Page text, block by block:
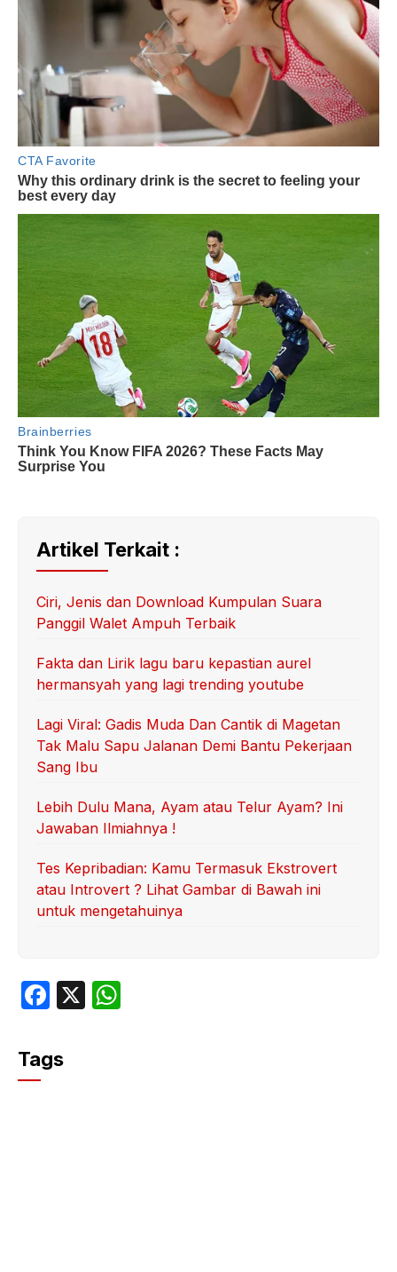
Artikel Terkait :
Ciri, Jenis dan Download Kumpulan Suara
Panggil Walet Ampuh Terbaik
Fakta dan Lirik lagu baru kepastian aurel
hermansyah yang lagi trending youtube
Lagi Viral: Gadis Muda Dan Cantik di Magetan
Tak Malu Sapu Jalanan Demi Bantu Pekerjaan
Sang Ibu
Lebih Dulu Mana, Ayam atau Telur Ayam? Ini
Jawaban Ilmiahnya !
Tes Kepribadian: Kamu Termasuk Ekstrovert
atau Introvert ? Lihat Gambar di Bawah ini
untuk mengetahuinya
F
c
e
X
Tags